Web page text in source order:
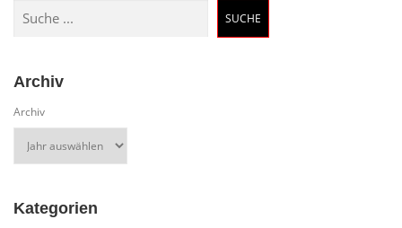
SUCHE
Archiv
Archiv
Kategorien